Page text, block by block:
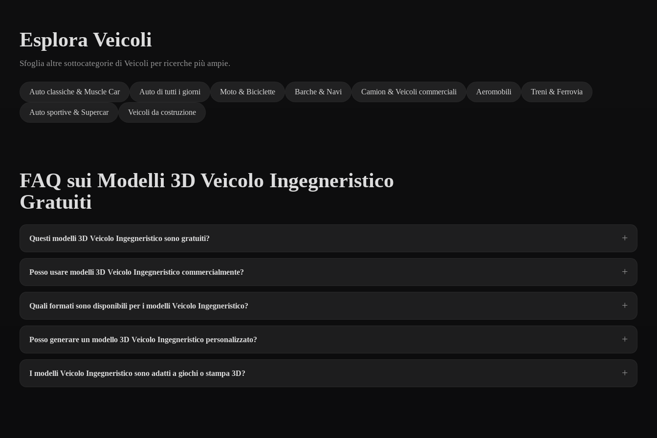
Esplora Veicoli
Sfoglia altre sottocategorie di Veicoli per ricerche più ampie.
Auto classiche & Muscle Car Auto di tutti i giorni Moto & Biciclette Barche & Navi Camion & Veicoli commerciali Aeromobili Treni & Ferrovia
Auto sportive & Supercar Veicoli da costruzione
FAQ sui Modelli 3D Veicolo Ingegneristico
Gratuiti
Questi modelli 3D Veicolo Ingegneristico sono gratuiti?
Posso usare modelli 3D Veicolo Ingegneristico commercialmente?
Quali formati sono disponibili per i modelli Veicolo Ingegneristico?
Posso generare un modello 3D Veicolo Ingegneristico personalizzato?
I modelli Veicolo Ingegneristico sono adatti a giochi o stampa 3D?